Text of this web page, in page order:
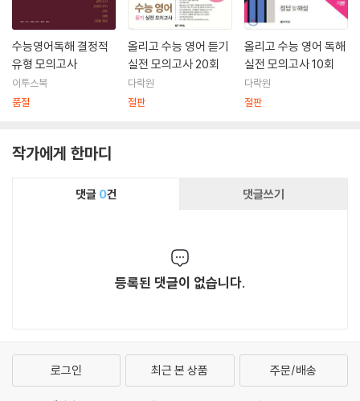
수능영어독해 결정적
유형 모의고사
이투스북
품절
올리고 수능 영어 듣기
실전 모의고사 20회
다락원
절판
올리고 수능 영어 독해
실전 모의고사 10회
다락원
절판
작가에게 한마디
댓글 0건 댓글쓰기
등록된 댓글이 없습니다.
로그인 최근 본 상품 주문/배송